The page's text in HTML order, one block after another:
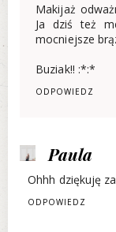
Makijaż
Ja dziś też
mocniejsze
Buziak!! :*:*
ODPOWIEDZ
Paula
Ohhh dziękuję
ODPOWIEDZ